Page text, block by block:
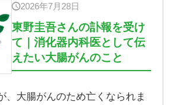
2026年7月28日
東野圭吾さんの訃報を受け
て｜消化器内科医として伝
えたい大腸がんのこと
、大腸がんのため亡くなられま